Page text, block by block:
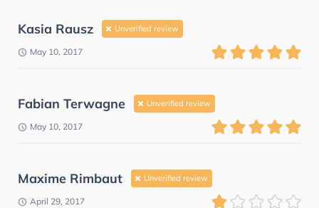
Kasia Rausz Unverified review
May 10, 2017
Fabian Terwagne Unverified review
May 10, 2017
Maxime Rimbaut Unverified review
April 29, 2017